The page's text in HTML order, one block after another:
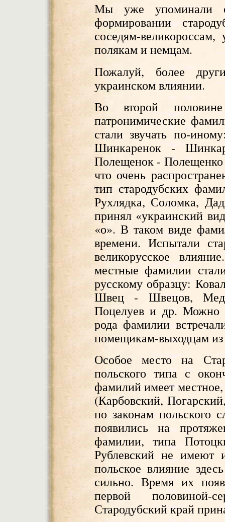
Мы уже упоминали
формировании
соседям-
полякам и немцам.
Пожалуй, более
украинском влиянии.
Во второй
патронимические
стали звучать по-
Шинкаренок -
Полещенок - Полещенко
что очень
тип стародубских
Рухлядка, Соломка,
принял «украинский
«о». В таком виде
времени. Испытали
великорусское
местные фамилии
русскому образцу:
Швец - Швецов,
Поцелуев и др. Можно
рода фамилии
помещикам-выходцам
Особое место на
польского типа с
фамилий имеет
(Карбовский,
по законам польского
появились на
фамилии, типа
Рублевский не имеют
польское влияние
сильно. Время их
первой
Стародубский край